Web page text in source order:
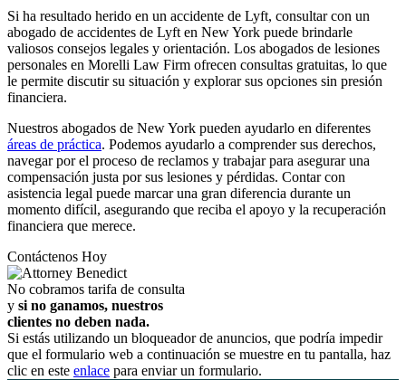
Si ha resultado herido en un accidente de Lyft, consultar con un
abogado de accidentes de Lyft en New York puede brindarle
valiosos consejos legales y orientación. Los abogados de lesiones
personales en Morelli Law Firm ofrecen consultas gratuitas, lo que
le permite discutir su situación y explorar sus opciones sin presión
financiera.
Nuestros abogados de New York pueden ayudarlo en diferentes
áreas de práctica. Podemos ayudarlo a comprender sus derechos,
navegar por el proceso de reclamos y trabajar para asegurar una
compensación justa por sus lesiones y pérdidas. Contar con
asistencia legal puede marcar una gran diferencia durante un
momento difícil, asegurando que reciba el apoyo y la recuperación
financiera que merece.
Contáctenos Hoy
No cobramos tarifa de consulta
y si no ganamos, nuestros
clientes no deben nada.
Si estás utilizando un bloqueador de anuncios, que podría impedir
que el formulario web a continuación se muestre en tu pantalla, haz
clic en este enlace para enviar un formulario.